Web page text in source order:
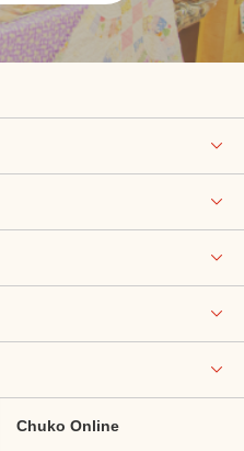
Chuko Online